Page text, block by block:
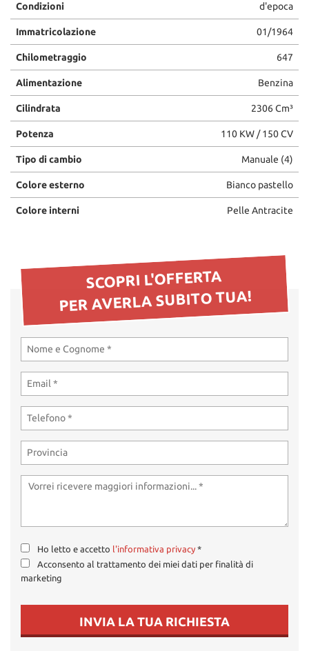
Condizioni d'epoca
Immatricolazione 01/1964
Chilometraggio 647
Alimentazione Benzina
Cilindrata 2306 Cm³
Potenza 110 KW / 150 CV
Tipo di cambio Manuale (4)
Colore esterno Bianco pastello
Colore interni Pelle Antracite
SCOPRI L'OFFERTA
PER AVERLA SUBITO TUA!
Ho letto e accetto l'informativa privacy *
Acconsento al trattamento dei miei dati per finalità di
marketing
INVIA LA TUA RICHIESTA
questi
strumenti
tracciamento
si
rimanda
alla
cookie
policy.
Puoi
e
modificare
le
tue
Cookie necessari
Cookie per il miglioramento dell'esperienza utente
Cookie analitici
Leggi
la
cookie